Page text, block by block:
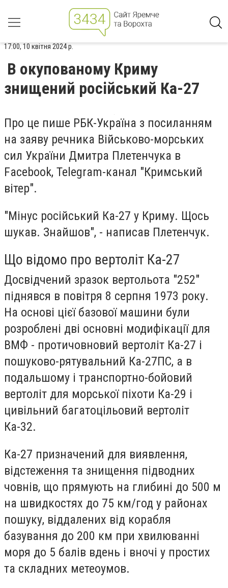
17:00, 10 квітня 2024 р.
В окупованому Криму
знищений російський Ка-27
Про це пише РБК-Україна з посиланням
на заяву речника Військово-морських
сил України Дмитра Плетенчука в
Facebook, Telegram-канал "Кримський
вітер".
"Мінус російський Ка-27 у Криму. Щось
шукав. Знайшов", - написав Плетенчук.
Що відомо про вертоліт Ка-27
Досвідчений зразок вертольота "252"
піднявся в повітря 8 серпня 1973 року.
На основі цієї базової машини були
розроблені дві основні модифікації для
ВМФ - протичовновий вертоліт Ка-27 і
пошуково-рятувальний Ка-27ПС, а в
подальшому і транспортно-бойовий
вертоліт для морської піхоти Ка-29 і
цивільний багатоцільовий вертоліт
Ка-32.
Ка-27 призначений для виявлення,
відстеження та знищення підводних
човнів, що прямують на глибині до 500 м
на швидкостях до 75 км/год у районах
пошуку, віддалених від корабля
базування до 200 км при хвилюванні
моря до 5 балів вдень і вночі у простих
та складних метеоумов.